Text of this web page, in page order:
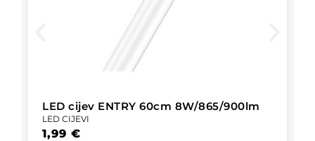
LED cijev ENTRY 60cm 8W/865/900lm
LED CIJEVI
1,99 €